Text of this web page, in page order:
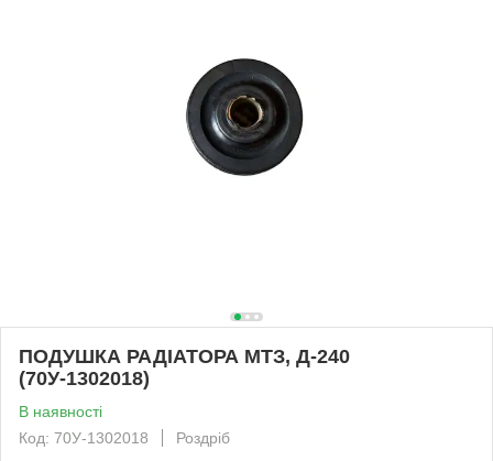
ПОДУШКА РАДІАТОРА МТЗ, Д-240
(70У-1302018)
В наявності
Код: 70У-1302018
Роздріб